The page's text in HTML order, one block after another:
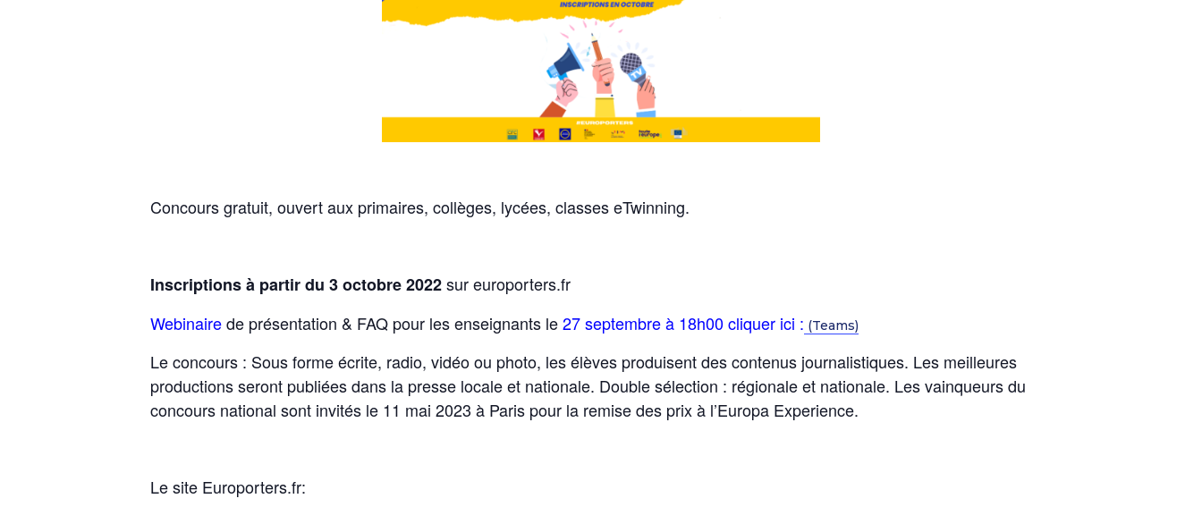
Concours gratuit, ouvert aux primaires, collèges, lycées, classes eTwinning.
Inscriptions à partir du 3 octobre 2022sur europorters.fr
Webinairede présentation & FAQ pour les enseignants le27 septembre à 18h00 cliquer ici : (Teams)
Le concours : Sous forme écrite, radio, vidéo ou photo, les élèves produisent des contenus journalistiques. Les meilleures
productions seront publiées dans la presse locale et nationale. Double sélection : régionale et nationale. Les vainqueurs du
concours national sont invités le 11 mai 2023 à Paris pour la remise des prix à l’Europa Experience.
Le site Europorters.fr: